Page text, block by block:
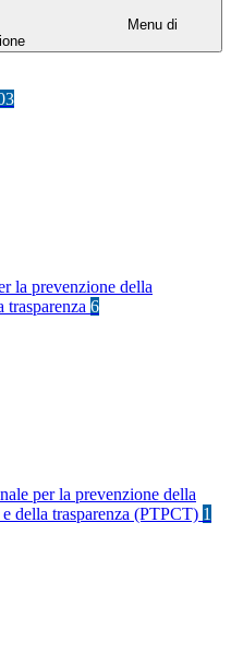
Menu di
la prevenzione della
trasparenza 6
per la prevenzione della
della trasparenza (PTPCT) 1